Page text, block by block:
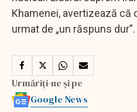
Khamenei, avertizează că
urmat de „un răspuns dur”.
Urmăriți-ne și pe
Google News